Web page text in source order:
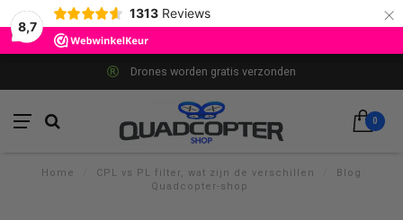
8,7
1313 Reviews ×
Drones worden gratis verzonden
0
Home CPL vs PL filter, wat zijn de verschillen
Blog
Quadcopter-shop